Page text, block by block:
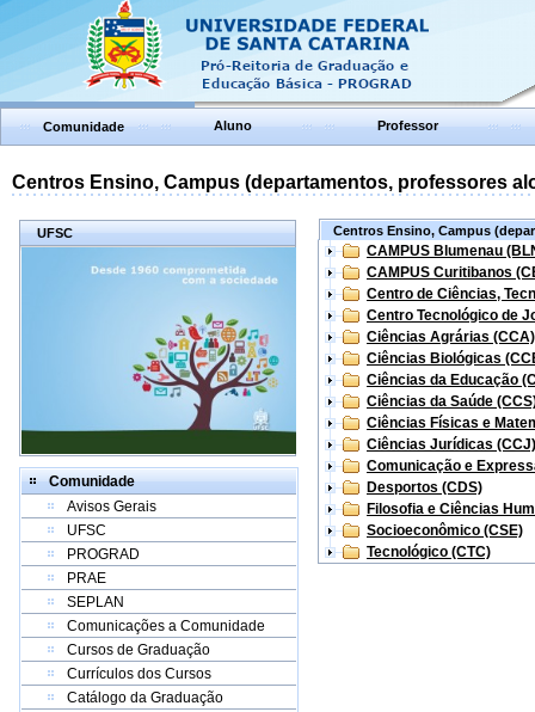
Comunidade Aluno Professor
Centros Ensino, Campus (departamentos, professores
UFSC
Comunidade
Avisos Gerais
UFSC
PROGRAD
PRAE
SEPLAN
Comunicações a Comunidade
Cursos de Graduação
Currículos dos Cursos
Catálogo da Graduação
Centros Ensino, Campus
CAMPUS Blumenau
CAMPUS Curitibanos
Centro de Ciências,
Centro Tecnológico de
Ciências Agrárias (CCA)
Ciências Biológicas
Ciências da Educação
Ciências da Saúde
Ciências Físicas e
Ciências Jurídicas (CCJ)
Comunicação e
Desportos (CDS)
Filosofia e Ciências
Socioeconômico (CSE)
Tecnológico (CTC)